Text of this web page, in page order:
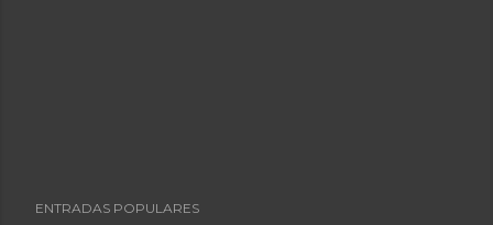
ENTRADAS POPULARES